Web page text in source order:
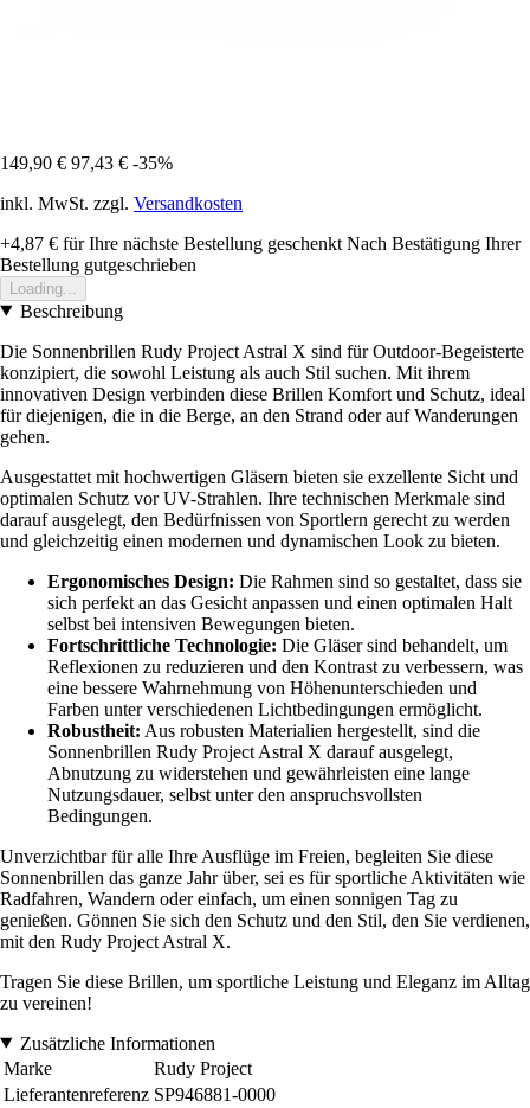
149,90 € 97,43 € -35%
inkl. MwSt. zzgl. Versandkosten
+4,87 € für Ihre nächste Bestellung geschenkt Nach Bestätigung Ihrer
Bestellung gutgeschrieben
Loading...
Beschreibung
Die Sonnenbrillen Rudy Project Astral X sind für Outdoor-Begeisterte
konzipiert, die sowohl Leistung als auch Stil suchen. Mit ihrem
innovativen Design verbinden diese Brillen Komfort und Schutz, ideal
für diejenigen, die in die Berge, an den Strand oder auf Wanderungen
gehen.
Ausgestattet mit hochwertigen Gläsern bieten sie exzellente Sicht und
optimalen Schutz vor UV-Strahlen. Ihre technischen Merkmale sind
darauf ausgelegt, den Bedürfnissen von Sportlern gerecht zu werden
und gleichzeitig einen modernen und dynamischen Look zu bieten.
Ergonomisches Design: Die Rahmen sind so gestaltet, dass sie
sich perfekt an das Gesicht anpassen und einen optimalen Halt
selbst bei intensiven Bewegungen bieten.
Fortschrittliche Technologie: Die Gläser sind behandelt, um
Reflexionen zu reduzieren und den Kontrast zu verbessern, was
eine bessere Wahrnehmung von Höhenunterschieden und
Farben unter verschiedenen Lichtbedingungen ermöglicht.
Robustheit: Aus robusten Materialien hergestellt, sind die
Sonnenbrillen Rudy Project Astral X darauf ausgelegt,
Abnutzung zu widerstehen und gewährleisten eine lange
Nutzungsdauer, selbst unter den anspruchsvollsten
Bedingungen.
Unverzichtbar für alle Ihre Ausflüge im Freien, begleiten Sie diese
Sonnenbrillen das ganze Jahr über, sei es für sportliche Aktivitäten wie
Radfahren, Wandern oder einfach, um einen sonnigen Tag zu
genießen. Gönnen Sie sich den Schutz und den Stil, den Sie verdienen,
mit den Rudy Project Astral X.
Tragen Sie diese Brillen, um sportliche Leistung und Eleganz im Alltag
zu vereinen!
Zusätzliche Informationen
Marke
Rudy Project
Lieferantenreferenz SP946881-0000